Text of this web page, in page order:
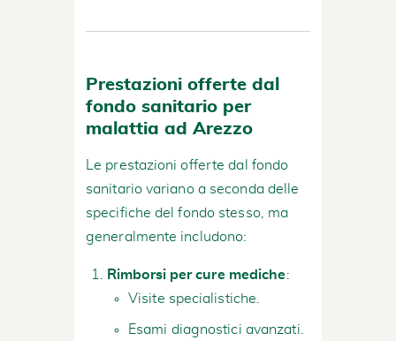
Prestazioni offerte dal
fondo sanitario per
malattia ad Arezzo
Le prestazioni offerte dal fondo
sanitario variano a seconda delle
specifiche del fondo stesso, ma
generalmente includono:
Rimborsi per cure mediche:
Visite specialistiche.
Esami diagnostici avanzati.